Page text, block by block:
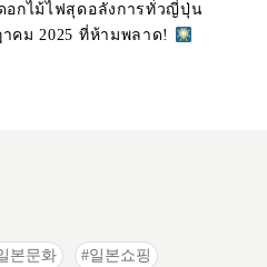
อกไม้ไฟสุดอลังการทั่วญี่ปุ่น
คม 2025 ที่ห้ามพลาด!
본문화 일본쇼핑